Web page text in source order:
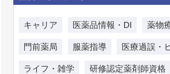
キャリア 医薬品情報・DI 薬物
門前薬局 服薬指導 医療過誤・
ライフ・雑学 研修認定薬剤師資格